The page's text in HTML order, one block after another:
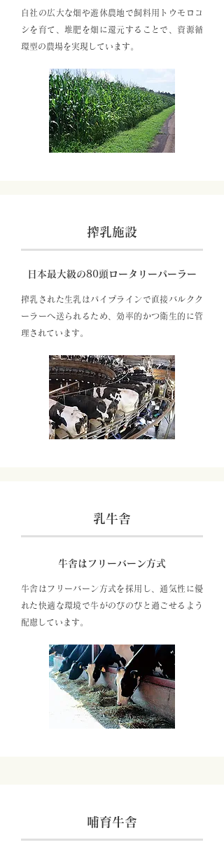
自社の広大な畑や遊休農地で飼料用トウモロコ
シを育て、堆肥を畑に還元することで、資源循
環型の農場を実現しています。
搾乳施設
日本最大級の80頭ロータリーパーラー
搾乳された生乳はパイプラインで直接バルクク
ーラーへ送られるため、効率的かつ衛生的に管
理されています。
乳牛舎
牛舎はフリーバーン方式
牛舎はフリーバーン方式を採用し、通気性に優
れた快適な環境で牛がのびのびと過ごせるよう
配慮しています。
哺育牛舎